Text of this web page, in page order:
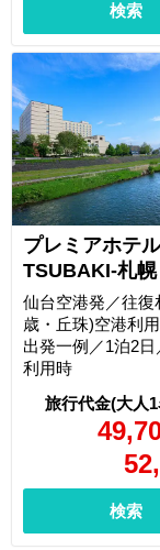
検索
プレミアホテ
TSUBAKI-札幌
仙台空港発／往復
歳・丘珠)空港利
出発一例／1泊2日
利用時
検索